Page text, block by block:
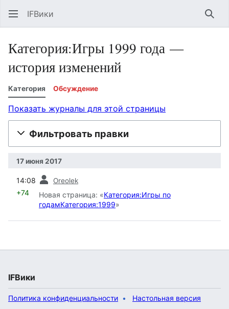
IFВики
Категория:Игры 1999 года —
история изменений
Категория Обсуждение
Показать журналы для этой страницы
Фильтровать правки
17 июня 2017
14:08 Oreolek
+74 Новая страница: «Категория:Игры по
годамКатегория:1999»
IFВики
Политика конфиденциальности Настольная версия